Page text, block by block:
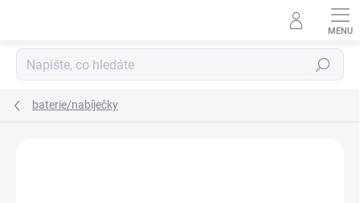
Hledat
baterie/nabíječky